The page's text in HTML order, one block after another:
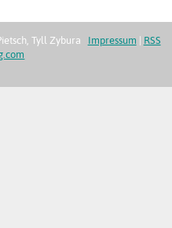
Tyll Zybura
Impressum | RSS